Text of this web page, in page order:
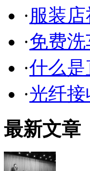
·服装
·免费
·什么
·光纤接
最新文章